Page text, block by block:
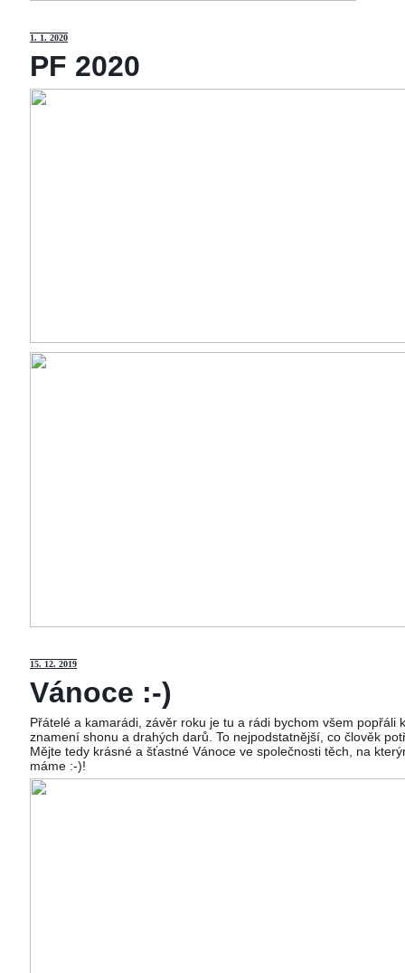
1. 1. 2020
PF 2020
15. 12. 2019
Vánoce :-)
Přátelé a kamarádi, závěr roku je tu a rádi bychom všem
znamení shonu a drahých darů. To nejpodstatnější, co člověk
Mějte tedy krásné a šťastné Vánoce ve společnosti těch, na
máme :-)!